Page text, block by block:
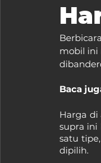
mobil ini
Baca
Harga
supra ini
satu
dipilih.